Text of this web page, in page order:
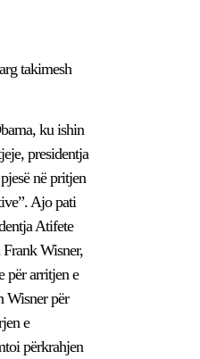
takimesh
ku ishin
presidentja
në pritjen
Ajo pati
Atifete
Wisner,
për arritjen e
Wisner për
e
përkrahjen